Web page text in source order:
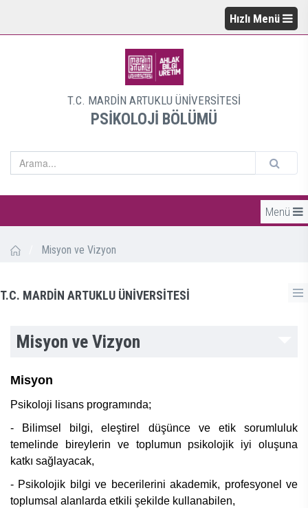
Hızlı Menü
T.C. MARDİN ARTUKLU ÜNİVERSİTESİ
PSİKOLOJİ BÖLÜMÜ
Menü
Misyon ve Vizyon
T.C. MARDİN ARTUKLU ÜNİVERSİTESİ
Misyon ve Vizyon
Misyon
Psikoloji lisans programında;
- Bilimsel bilgi, eleştirel düşünce ve etik sorumluluk
temelinde bireylerin ve toplumun psikolojik iyi oluşuna
katkı sağlayacak,
- Psikolojik bilgi ve becerilerini akademik, profesyonel ve
toplumsal alanlarda etkili şekilde kullanabilen,